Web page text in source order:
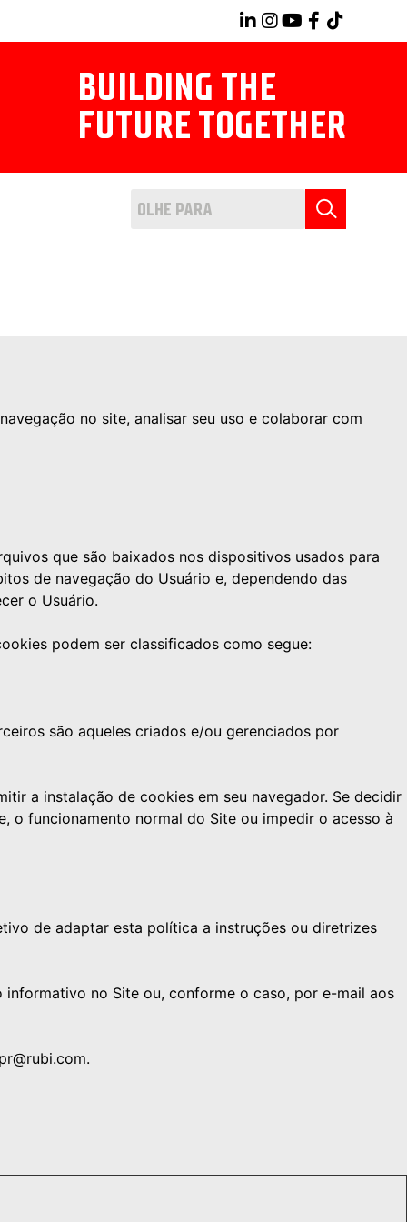
BUILDING THE
FUTURE TOGETHER
no site, analisar seu uso e colaborar com
que são baixados nos dispositivos usados para
de navegação do Usuário e, dependendo das
o Usuário.
podem ser classificados como segue:
são aqueles criados e/ou gerenciados por
a instalação de cookies em seu navegador. Se decidir
o funcionamento normal do Site ou impedir o acesso à
de adaptar esta política a instruções ou diretrizes
no Site ou, conforme o caso, por e-mail aos